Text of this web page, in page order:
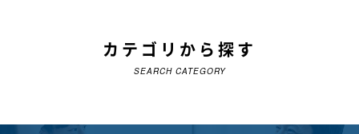
カテゴリから探す
SEARCH CATEGORY